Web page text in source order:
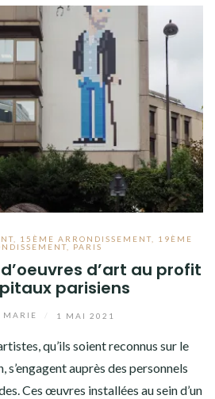
15ÈME ARRONDISSEMENT
19ÈME
, PARIS
d’art au profit
parisiens
MARIE 1 MAI 2021
qu’ils soient reconnus sur le
auprès des personnels
Ces œuvres installées au sein d’un